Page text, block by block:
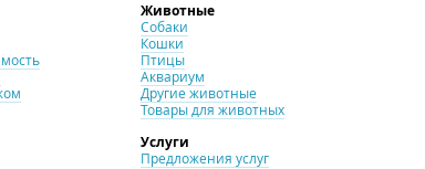
Животные
Собаки
Кошки
Птицы
Аквариум
Другие животные
Товары для животных
Услуги
Предложения услуг